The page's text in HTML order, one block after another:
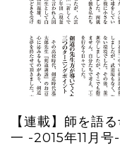
【連載】師を語
一 -2015年11月号-